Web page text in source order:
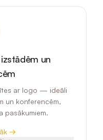
un
ar logo — ideāli
un konferencēm,
pasākumiem.
→